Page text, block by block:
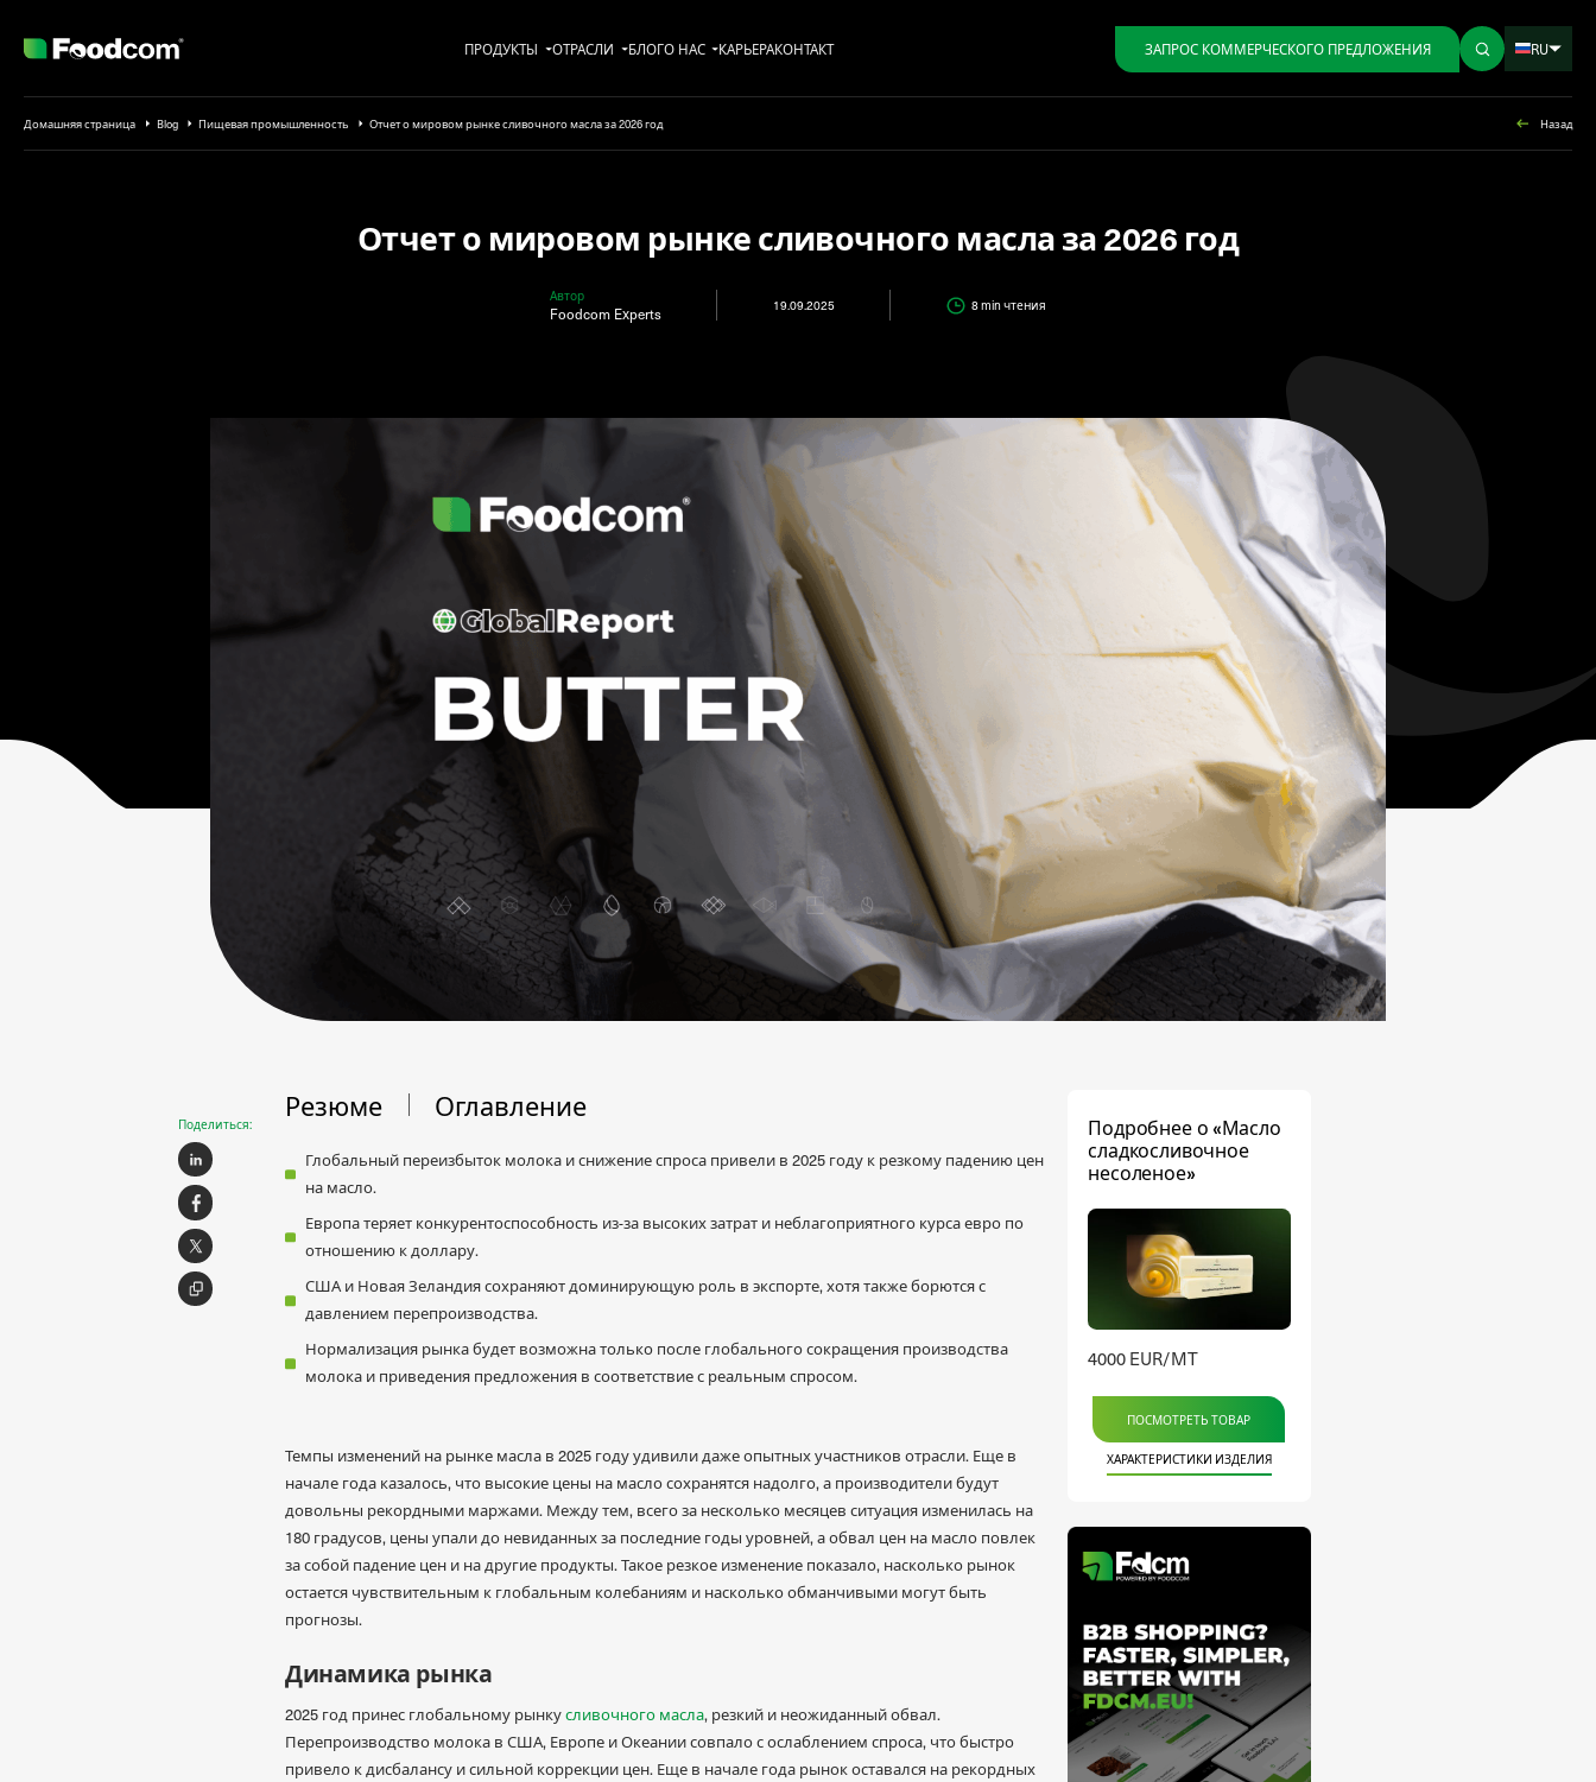
ПРОДУКТЫ ОТРАСЛИ БЛОГО НАС KАРЬЕРАКОНТАКТ ЗАПРОС КОММЕРЧЕСКОГО ПРЕДЛОЖЕНИЯ RU
Домашняя страница Blog Пищевая промышленность Отчет о мировом рынке сливочного масла за 2026 год Назад
Отчет о мировом рынке сливочного масла за 2026 год
Автор
Foodcom Experts 19.09.2025 8 minчтения
Поделиться:
Резюме Оглавление
Глобальный переизбыток молока и снижение спроса привели в 2025 году к резкому падению цен
на масло.
Европа теряет конкурентоспособность из-за высоких затрат и неблагоприятного курса евро по
отношению к доллару.
США и Новая Зеландия сохраняют доминирующую роль в экспорте, хотя также борются с
давлением перепроизводства.
Нормализация рынка будет возможна только после глобального сокращения производства
молока и приведения предложения в соответствие с реальным спросом.
Темпы изменений на рынке масла в 2025 году удивили даже опытных участников отрасли. Еще в
начале года казалось, что высокие цены на масло сохранятся надолго, а производители будут
довольны рекордными маржами. Между тем, всего за несколько месяцев ситуация изменилась на
180 градусов, цены упали до невиданных за последние годы уровней, а обвал цен на масло повлек
за собой падение цен и на другие продукты. Такое резкое изменение показало, насколько рынок
остается чувствительным к глобальным колебаниям и насколько обманчивыми могут быть
прогнозы.
Динамика рынка
2025 год принес глобальному рынкусливочного масла, резкий и неожиданный обвал.
Перепроизводство молока в США, Европе и Океании совпало с ослаблением спроса, что быстро
привело к дисбалансу и сильной коррекции цен. Еще в начале года рынок оставался на рекордных
Подробнее о «Масло
сладкосливочное
несоленое»
4000 EUR/MT
ПОСМОТРЕТЬ ТОВАР
ХАРАКТЕРИСТИКИ ИЗДЕЛИЯ